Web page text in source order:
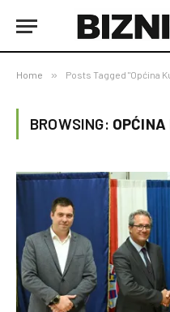
Home » Posts Tagged "Općina
BROWSING: OPĆINA